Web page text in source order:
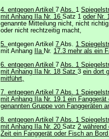
4. entgegen Artikel
7 Abs. 1
mit Anhang IIa Nr. 16 Satz 1 oder Nr.
genannte Mitteilung nicht, nicht
oder nicht rechtzeitig macht,
5. entgegen Artikel 7 Abs. 1
mit Anhang
IIa Nr. 17.3 mehr als ein
6. entgegen Artikel
7 Abs. 1
mit Anhang IIa Nr. 18 Satz 3 ein dort
mitführt,
7. entgegen Artikel 7 Abs. 1
mit Anhang IIa Nr. 19.1 ein Fanggerät
genannten Gruppe von Fanggeräten
8. entgegen Artikel 7 Abs. 1
mit Anhang IIa Nr. 20 Satz 2 während
Zeit ein Fanggerät oder Fisch an